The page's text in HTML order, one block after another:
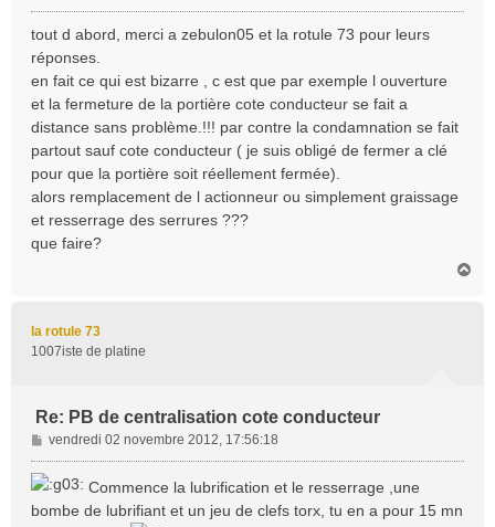
e
s
a
g
e
tout d abord, merci a zebulon05 et la rotule 73 pour leurs
réponses.
en fait ce qui est bizarre , c est que par exemple l ouverture
et la fermeture de la portière cote conducteur se fait a
distance sans problème.!!! par contre la condamnation se fait
partout sauf cote conducteur ( je suis obligé de fermer a clé
pour que la portière soit réellement fermée).
alors remplacement de l actionneur ou simplement graissage
et resserrage des serrures ???
que faire?
la rotule 73
1007iste de platine
Re: PB de centralisation cote conducteur
M
e
s
a
vendredi 02 novembre 2012, 17:56:18
Commence la lubrification et le resserrage ,une
bombe de lubrifiant et un jeu de clefs torx, tu en a pour 15 mn